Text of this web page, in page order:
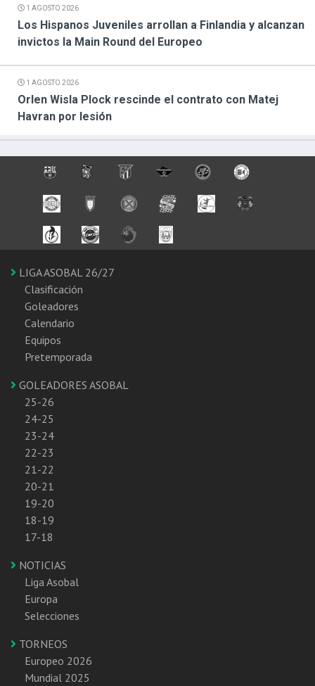
1 AGOSTO 2026
Los Hispanos Juveniles arrollan a Finlandia y alcanzan
invictos la Main Round del Europeo
1 AGOSTO 2026
Orlen Wisla Plock rescinde el contrato con Matej
Havran por lesión
LIGA ASOBAL 26/27
Clasificación
Goleadores
Calendario
Equipos
Pretemporada
GOLEADORES ASOBAL
25-26
24-25
23-24
22-23
21-22
20-21
19-20
18-19
17-18
NOTICIAS
Liga Asobal
Europa
Selecciones
TORNEOS
Europeo 2026
Mundial 2025